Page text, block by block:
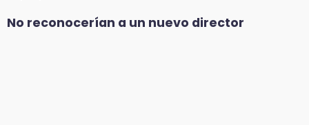
No reconocerían a un nuevo director